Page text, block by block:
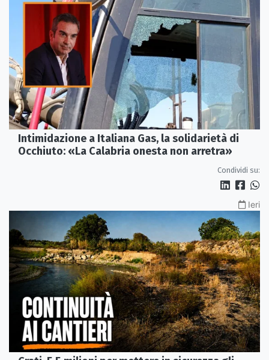
Intimidazione a Italiana Gas, la solidarietà di
Occhiuto: «La Calabria onesta non arretra»
Condividi su:
Ieri